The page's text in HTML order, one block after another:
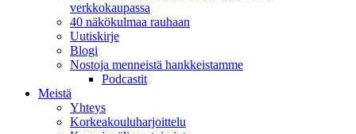
verkkokaupassa
40 näkökulmaa rauhaan
Uutiskirje
Blogi
Nostoja menneistä hankkeistamme
Podcastit
Meistä
Yhteys
Korkeakouluharjoittelu